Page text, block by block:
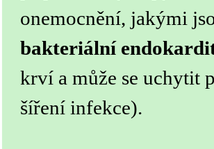
onemocnění, jakými
bakteriální
krví a může se uchytit
šíření infekce).